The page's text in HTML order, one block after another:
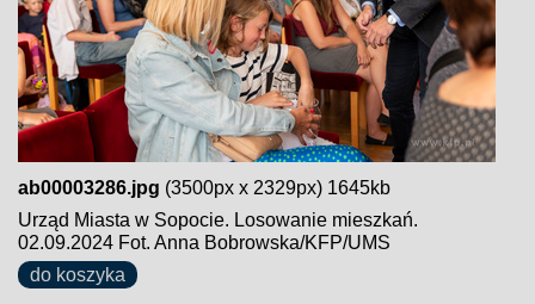
ab00003286.jpg (3500px x 2329px) 1645kb
Urząd Miasta w Sopocie. Losowanie mieszkań.
02.09.2024 Fot. Anna Bobrowska/KFP/UMS
do koszyka